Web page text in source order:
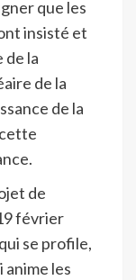
que les
insisté et
la
de la
de la
de
février
se profile,
anime les